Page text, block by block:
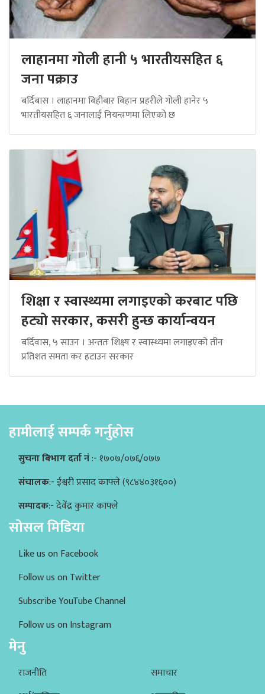
लाहानमा गोली हानी ५ भारतीयसहित ६
जना पक्राउ
बर्दिबास । लाहानमा बिहीबार बिहान प्रहरीले गोली हानेर ५
भारतीयसहित ६ जनालाई नियन्त्रणमा लिएको छ
शिक्षा र स्वास्थ्यमा लगाइएको करबाट पछि
हट्यो सरकार, कसरी हुन्छ कार्यान्वयन
बर्दिवास, ५ साउन । अन्ततः शिक्ष्ष र स्वास्थ्यमा लगाइएको तीन
प्रतिशत समता कर हटाउन सरकार
हामीलाई सम्पर्क गर्नुहोस
सुचना बिभाग दर्ता नं:- १७०७/०७६/०७७
संचालक:- ईश्वरी प्रसाद काफ्ले (९८४४०३१६००)
सम्पादक:- देवेंद्र कुमार काफ्ले
सोसल मिडिया
Like us on Facebook
Follow us on Twitter
Subscribe YouTube Channel
Follow us on Instagram
मेनु
राजनीति
समाचार